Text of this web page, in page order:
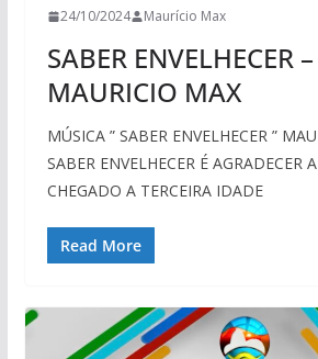
24/10/2024 Maurício Max
SABER ENVELHECER –
MAURICIO MAX
MÚSICA ” SABER ENVELHECER ”
SABER ENVELHECER É AGRADECER
CHEGADO A TERCEIRA IDADE
Read More